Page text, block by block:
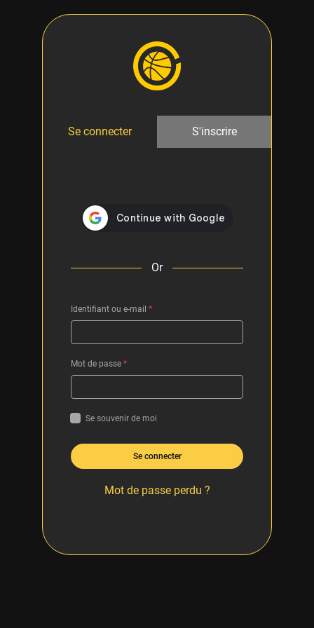
Se connecter S'inscrire
Or
Identifiant ou e-mail *
Mot de passe *
Se souvenir de moi
Se connecter
Mot de passe perdu ?